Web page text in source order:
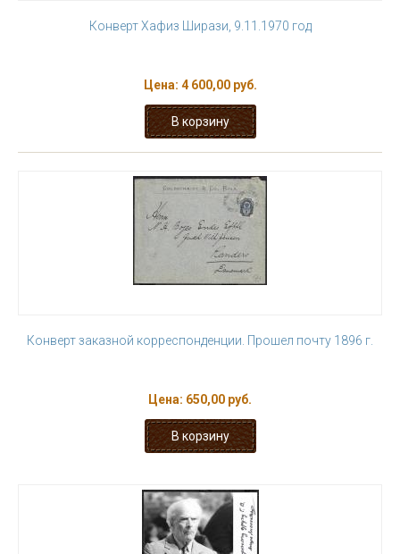
Конверт Хафиз Ширази, 9.11.1970 год
Цена: 4 600,00 руб.
Конверт заказной корреспонденции. Прошел почту 1896 г.
Цена: 650,00 руб.